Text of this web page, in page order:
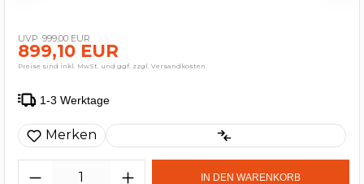
999,00 EUR
899,10 EUR
Preise sind inkl. MwSt. und ggf. zzgl. Versandkosten
1-3 Werktage
Merken
IN DEN WARENKORB